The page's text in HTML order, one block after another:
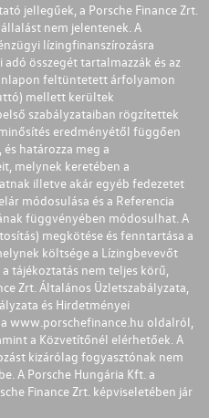
jellegűek, a Porsche Finance Zrt.
nem jelentenek. A
lízingfinanszírozásra
összegét tartalmazzák és az
feltüntetett árfolyamon
mellett kerültek
szabályzataiban rögzítettek
eredményétől függően
határozza meg a
melynek keretében a
illetve akár egyéb fedezetet
módosulása és a Referencia
függvényében módosulhat. A
megkötése és fenntartása a
költsége a Lízingbevevőt
tájékoztatás nem teljes körű,
Zrt. Általános Üzletszabályzata,
és Hirdetményei
www.porschefinance.hu oldalról,
a Közvetítőnél elérhetőek. A
kizárólag fogyasztónak nem
A Porsche Hungária Kft. a
Finance Zrt. képviseletében jár